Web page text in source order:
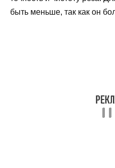
быть меньше, так как он